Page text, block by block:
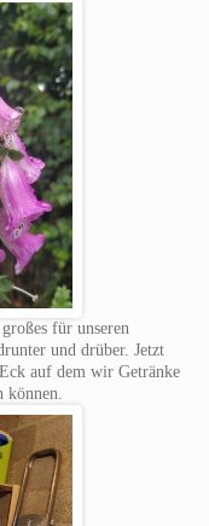
für unseren
und drüber. Jetzt
auf dem wir Getränke
können.